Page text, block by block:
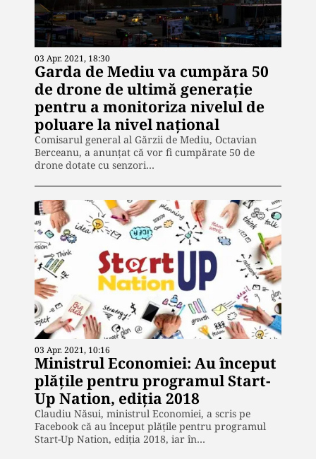
03 Apr. 2021, 18:30
Garda de Mediu va cumpăra 50
de drone de ultimă generație
pentru a monitoriza nivelul de
poluare la nivel național
Comisarul general al Gărzii de Mediu, Octavian
Berceanu, a anunțat că vor fi cumpărate 50 de
drone dotate cu senzori…
03 Apr. 2021, 10:16
Ministrul Economiei: Au început
plățile pentru programul Start-
Up Nation, ediția 2018
Claudiu Năsui, ministrul Economiei, a scris pe
Facebook că au început plățile pentru programul
Start-Up Nation, ediția 2018, iar în…